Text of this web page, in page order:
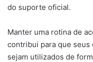
do suporte oficial.
Manter uma rotina de
contribui para que seus
sejam utilizados de